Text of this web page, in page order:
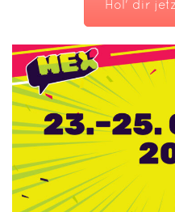
Hol' dir